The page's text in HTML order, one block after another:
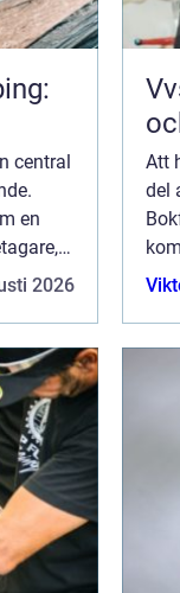
central
en
2026
Att
del